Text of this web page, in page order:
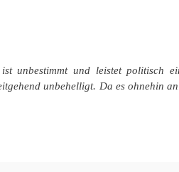
unbestimmt und leistet politisch
unbehelligt. Da es ohnehin